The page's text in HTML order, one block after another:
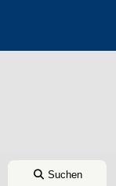
Suchen